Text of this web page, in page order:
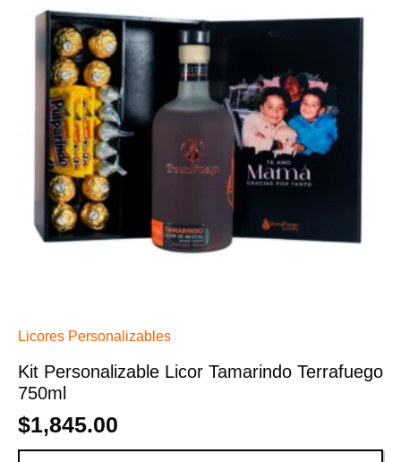
Licores Personalizables
Kit Personalizable Licor Tamarindo Terrafuego
750ml
$1,845.00